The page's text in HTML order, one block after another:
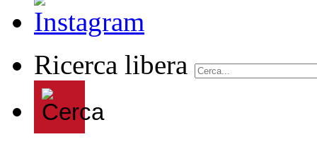
Ricerca libera